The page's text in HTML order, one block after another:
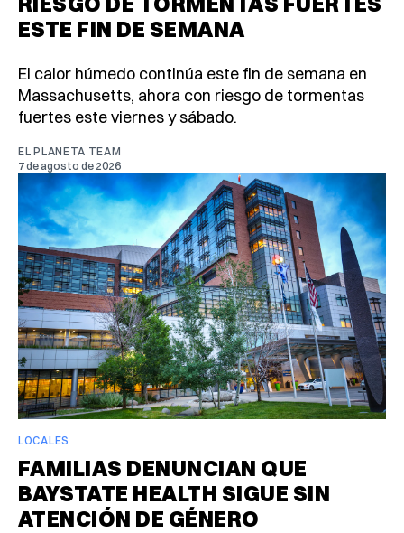
ESTE FIN DE SEMANA
El calor húmedo continúa este fin de semana en
Massachusetts, ahora con riesgo de tormentas
fuertes este viernes y sábado.
EL PLANETA TEAM
7 de agosto de 2026
LOCALES
FAMILIAS DENUNCIAN QUE
BAYSTATE HEALTH SIGUE SIN
ATENCIÓN DE GÉNERO